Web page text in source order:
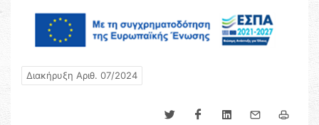
Διακήρυξη Αριθ. 07/2024